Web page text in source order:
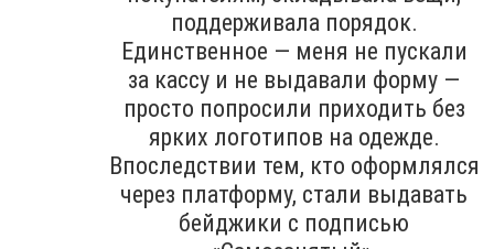
поддерживала порядок.
Единственное — меня не пускали
за кассу и не выдавали форму —
просто попросили приходить без
ярких логотипов на одежде.
Впоследствии тем, кто оформлялся
через платформу, стали выдавать
бейджики с подписью